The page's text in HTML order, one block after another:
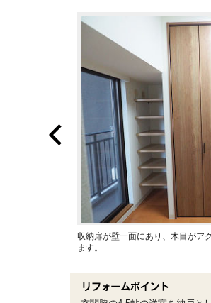
収納扉が壁一面にあり、木目がア
ます。